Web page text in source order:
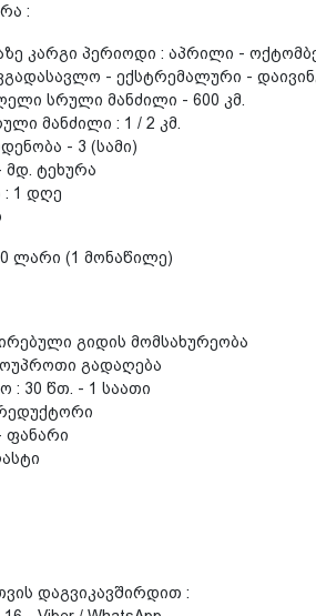
:
კარგი პერიოდი : აპრილი -
- ექსტრემალური -
სრული მანძილი - 600 კმ.
მანძილი : 1 / 2 კმ.
- 3 (სამი)
მდ. ტეხურა
: 1 დღე
ლარი (1 მონაწილე)
გიდის მომსახურეობა
გადაღება
: 30 წთ. - 1 საათი
ფანარი
დაგვიკავშირდით :